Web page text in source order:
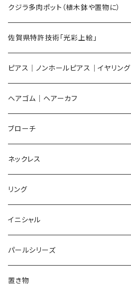
Sサイズ
flower
メンズ ギフトセット
クジラ多肉ポット（植木鉢や置物に）
佐賀県特許技術「光彩上絵」
ピアス
イヤリング
ノンホールピアス
ヘアゴム
ブローチ
ネックレス
リング
ピアス｜ノンホールピアス｜イヤリング
ピアス
Flower
Dot
ノンホールピアス
Flower
Dot
イヤリング
Flower
Round
ヘアゴム｜ヘアーカフ
Flower
Round
Square
てんとう虫
Animal
うさぎ
鏡
ブローチ
Flower
Animal
猫
犬
Lips
鏡
Pattern
ネックレス
Flower
Animal
てんとう虫
Food
リング
Flower
Round
てんとう虫
イニシャル
パールシリーズ
置き物